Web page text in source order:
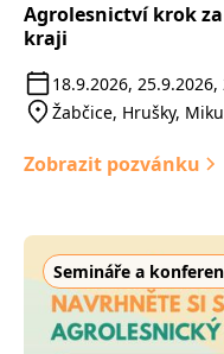
Agrolesnictví krok
kraji
18.9.2026, 25.9.2026,
Žabčice, Hrušky,
Zobrazit pozvánku
Semináře a